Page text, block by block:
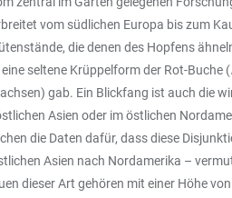
vom südlichen Europa bis zum
die denen des Hopfens
seltene Krüppelform der Rot-Buche (
gab. Ein Blickfang ist auch die
Asien oder im östlichen
die Daten dafür, dass diese
Asien nach Nordamerika –
dieser Art gehören mit einer Höhe